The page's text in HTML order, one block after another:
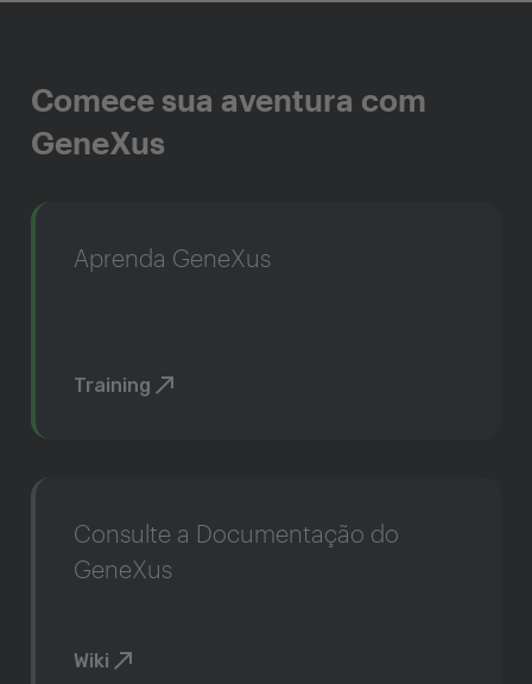
Comece sua aventura com
GeneXus
Aprenda GeneXus
Training
Consulte a Documentação do
GeneXus
Wiki